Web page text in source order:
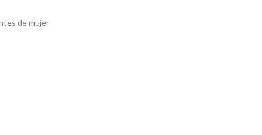
de mujer